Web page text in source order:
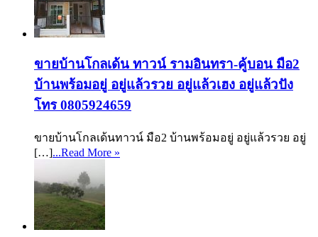
ขายบ้านโกลเด้น ทาวน์ รามอินทรา-คู้บอน มือ2
บ้านพร้อมอยู่ อยู่แล้วรวย อยู่แล้วเฮง อยู่แล้วปัง
โทร 0805924659
ขายบ้านโกลเด้นทาวน์ มือ2 บ้านพร้อมอยู่ อยู่แล้วรวย อยู่
[…]...Read More »